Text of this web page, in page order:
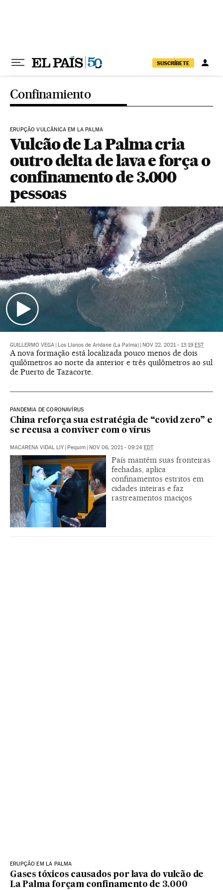
SUSCRÍBETE
Confinamiento
ERUPÇÃO VULCÂNICA EM LA PALMA
Vulcão de La Palma cria
outro delta de lava e força o
confinamento de 3.000
pessoas
GUILLERMO VEGA Los Llanos de Aridane (La Palma) NOV 22, 2021 - 13:19 EST
A nova formação está localizada pouco menos de dois
quilômetros ao norte da anterior e três quilômetros ao sul
de Puerto de Tazacorte.
PANDEMIA DE CORONAVÍRUS
China reforça sua estratégia de “covid zero” e
se recusa a conviver com o vírus
MACARENA VIDAL LIY Pequim NOV 06, 2021 - 09:24 EDT
País mantém suas fronteiras
fechadas, aplica
confinamentos estritos em
cidades inteiras e faz
rastreamentos maciços
ERUPÇÃO EM LA PALMA
Gases tóxicos causados por lava do vulcão de
La Palma forçam confinamento de 3.000